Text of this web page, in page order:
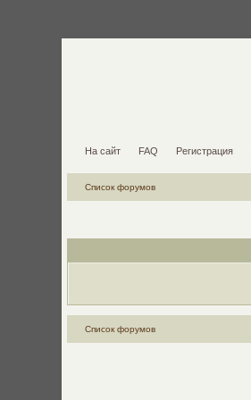
На сайт FAQ Регистрация
Список форумов
Список форумов